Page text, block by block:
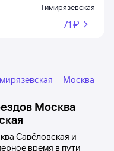
Тимирязевская
71 ⁠₽
— Москва
Москва
Савёловская и
время в пути